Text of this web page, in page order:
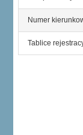
Numer
Tablice